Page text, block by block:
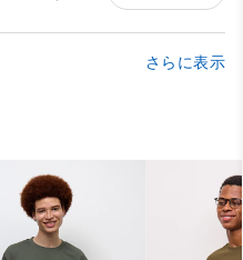
さらに表示